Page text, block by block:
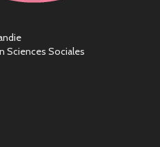
Sciences Sociales